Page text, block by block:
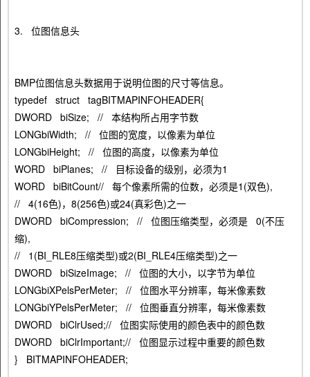
3. 位图信息头
BMP位图信息头数据用于说明位图的尺寸等信息。
typedef struct tagBITMAPINFOHEADER{
DWORD biSize; // 本结构所占用字节数
LONGbiWidth; // 位图的宽度，以像素为单位
LONGbiHeight; // 位图的高度，以像素为单位
WORD biPlanes; // 目标设备的级别，必须为1
WORD biBitCount// 每个像素所需的位数，必须是1(双色),
// 4(16色)，8(256色)或24(真彩色)之一
DWORD biCompression; // 位图压缩类型，必须是 0(不压
缩),
// 1(BI_RLE8压缩类型)或2(BI_RLE4压缩类型)之一
DWORD biSizeImage; // 位图的大小，以字节为单位
LONGbiXPelsPerMeter; // 位图水平分辨率，每米像素数
LONGbiYPelsPerMeter; // 位图垂直分辨率，每米像素数
DWORD biClrUsed;// 位图实际使用的颜色表中的颜色数
DWORD biClrImportant;// 位图显示过程中重要的颜色数
} BITMAPINFOHEADER;